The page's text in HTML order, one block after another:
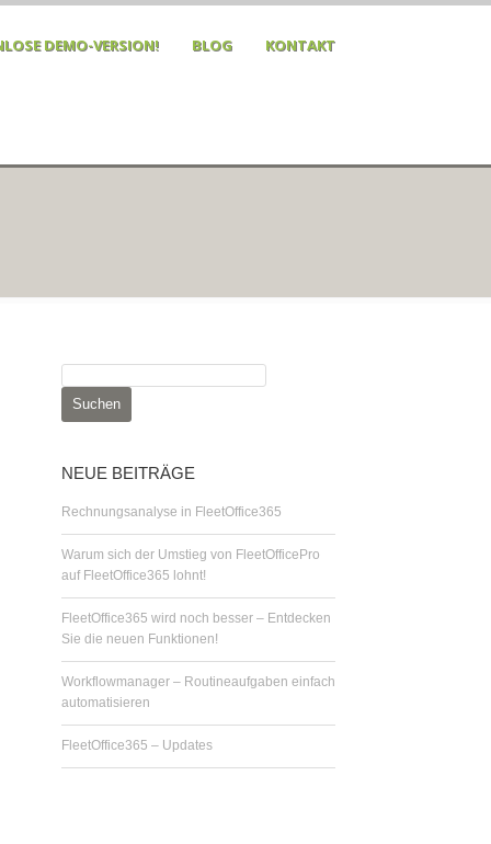
DEMO-VERSION! BLOG KONTAKT
u
n
a
c
h
:
NEUE BEITRÄGE
Rechnungsanalyse in FleetOffice365
Warum sich der Umstieg von FleetOfficePro
auf FleetOffice365 lohnt!
FleetOffice365 wird noch besser – Entdecken
Sie die neuen Funktionen!
Workflowmanager – Routineaufgaben einfach
automatisieren
FleetOffice365 – Updates